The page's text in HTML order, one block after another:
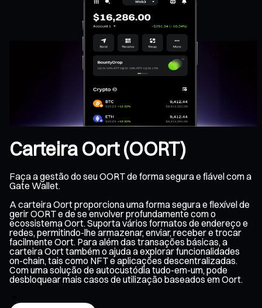
Carteira Oort (OORT)
Faça a gestão do seu OORT de forma segura e fiável com a
Gate Wallet.
A carteira Oort proporciona uma forma segura e flexível de
gerir OORT e de se envolver profundamente com o
ecossistema Oort. Suporta vários formatos de endereço e
redes, permitindo-lhe armazenar, enviar, receber e trocar
facilmente Oort. Para além das transações básicas, a
carteira Oort também o ajuda a explorar funcionalidades
on-chain, tais como NFT e aplicações descentralizadas.
Com uma solução de autocustódia tudo-em-um, pode
desbloquear mais casos de utilização baseados em Oort.